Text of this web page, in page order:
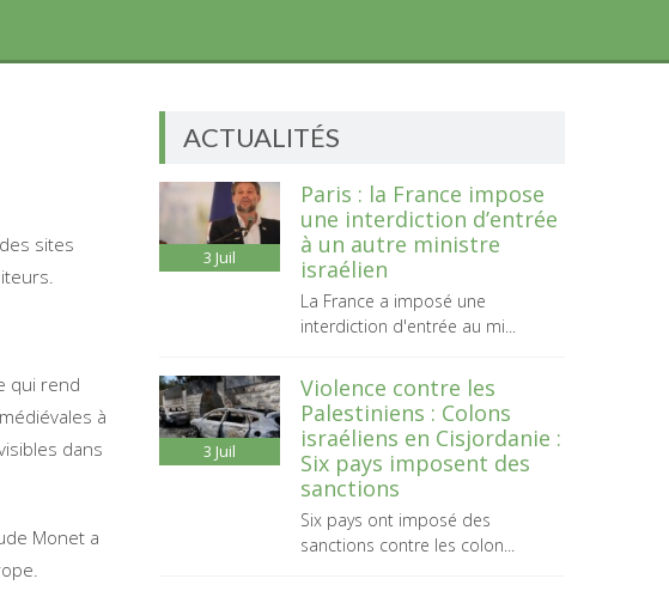
sites
qui rend
à
dans
Monet a
ACTUALITÉS
3 Juil
Paris : la France impose
une interdiction d’entrée
à un autre ministre
israélien
La France a imposé une
interdiction d'entrée au mi...
3 Juil
Violence contre les
Palestiniens : Colons
israéliens en Cisjordanie :
Six pays imposent des
sanctions
Six pays ont imposé des
sanctions contre les colon...